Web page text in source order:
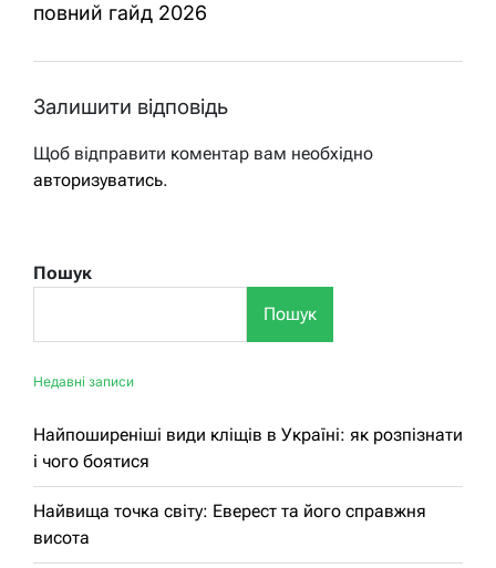
повний гайд 2026
Залишити відповідь
Щоб відправити коментар вам необхідно
авторизуватись.
Пошук
Пошук
Недавні записи
Найпоширеніші види кліщів в Україні: як розпізнати
і чого боятися
Найвища точка світу: Еверест та його справжня
висота